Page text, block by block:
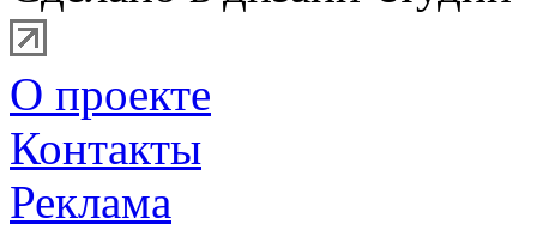
О проекте
Контакты
Реклама